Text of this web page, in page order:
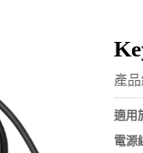
產
適用
電源